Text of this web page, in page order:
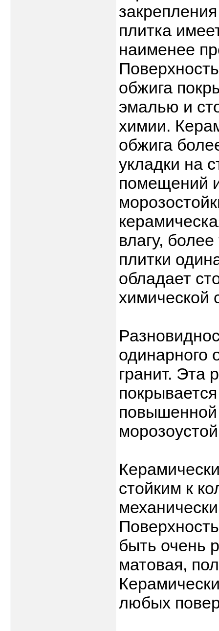
плитка
наименее
обжига
эмалью и
химии.
обжига
укладки на
помещений
влагу,
плитки
обладает
химической
одинарного
гранит. Эта
стойким к
быть очень
матовая,
любых